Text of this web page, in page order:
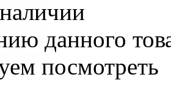
данного
посмотреть